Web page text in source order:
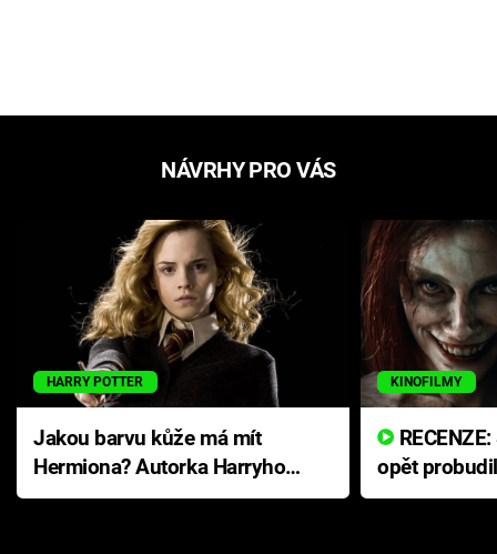
NÁVRHY PRO VÁS
HARRY POTTER
Jakou barvu kůže má mít
Hermiona? Autorka Harryho
Pottera přišla s ráznou
KINOFILMY
opět
přichází s